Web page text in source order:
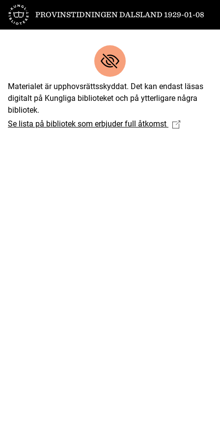
Till startsidan
PROVINSTIDNINGEN DALSLAND 1929-01-08
Materialet är upphovsrättsskyddat. Det kan endast läsas
digitalt på Kungliga biblioteket och på ytterligare några
bibliotek.
Se lista på bibliotek som erbjuder full åtkomst